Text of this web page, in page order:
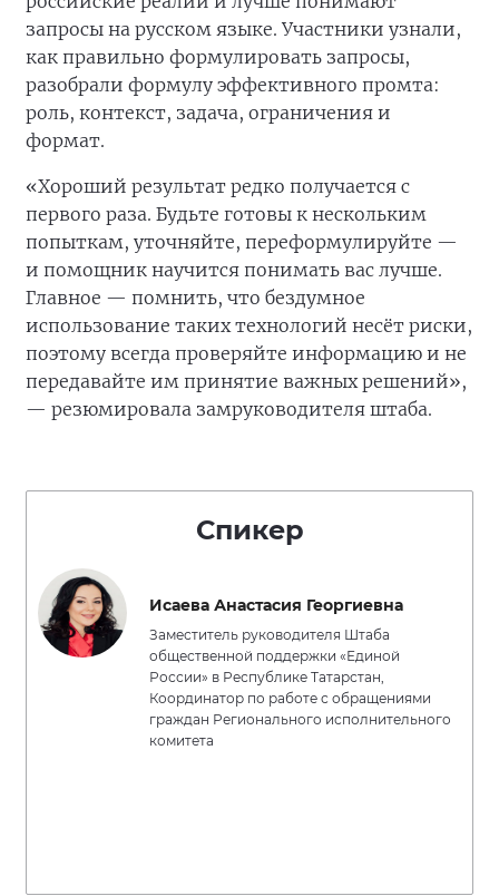
запросы на русском языке. Участники узнали,
как правильно формулировать запросы,
разобрали формулу эффективного промта:
роль, контекст, задача, ограничения и
формат.
«Хороший результат редко получается с
первого раза. Будьте готовы к нескольким
попыткам, уточняйте, переформулируйте —
и помощник научится понимать вас лучше.
Главное — помнить, что бездумное
использование таких технологий несёт риски,
поэтому всегда проверяйте информацию и не
передавайте им принятие важных решений»,
— резюмировала замруководителя штаба.
Спикер
Исаева Анастасия Георгиевна
Заместитель руководителя Штаба
общественной поддержки «Единой
России» в Республике Татарстан,
Координатор по работе с обращениями
граждан Регионального исполнительного
комитета